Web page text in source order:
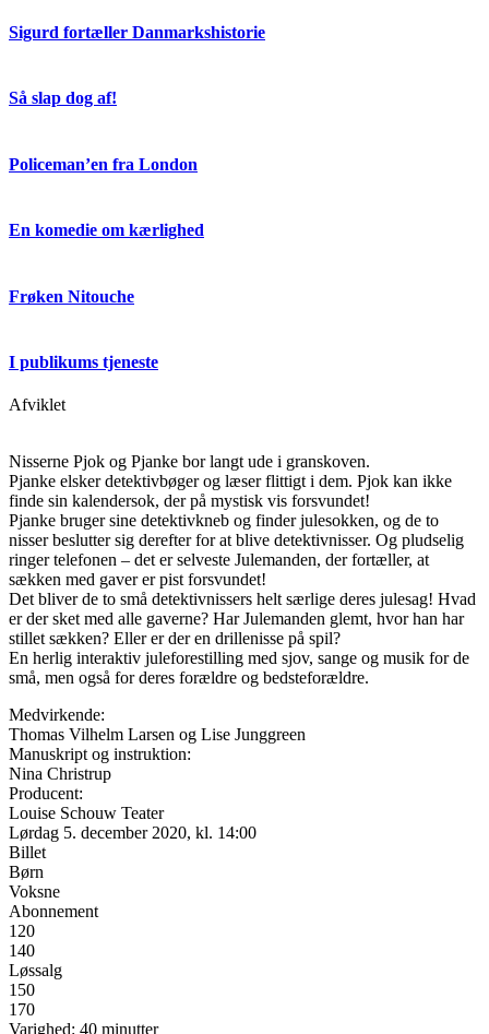
Sigurd fortæller Danmarkshistorie
Så slap dog af!
Policeman’en fra London
En komedie om kærlighed
Frøken Nitouche
I publikums tjeneste
Afviklet
Nisserne Pjok og Pjanke bor langt ude i granskoven.
Pjanke elsker detektivbøger og læser flittigt i dem. Pjok kan ikke
finde sin kalendersok, der på mystisk vis forsvundet!
Pjanke bruger sine detektivkneb og finder julesokken, og de to
nisser beslutter sig derefter for at blive detektivnisser. Og pludselig
ringer telefonen – det er selveste Julemanden, der fortæller, at
sækken med gaver er pist forsvundet!
Det bliver de to små detektivnissers helt særlige deres julesag! Hvad
er der sket med alle gaverne? Har Julemanden glemt, hvor han har
stillet sækken? Eller er der en drillenisse på spil?
En herlig interaktiv juleforestilling med sjov, sange og musik for de
små, men også for deres forældre og bedsteforældre.
Medvirkende:
Thomas Vilhelm Larsen og Lise Junggreen
Manuskript og instruktion:
Nina Christrup
Producent:
Louise Schouw Teater
Lørdag 5. december 2020, kl. 14:00
Billet
Børn
Voksne
Abonnement
120
140
Løssalg
150
170
Varighed: 40 minutter